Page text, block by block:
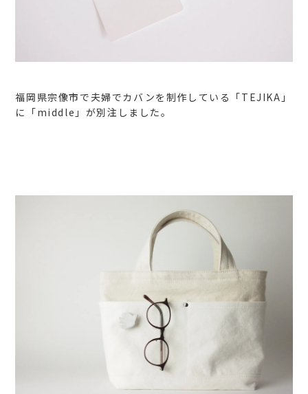
福岡県宗像市で夫婦でカバンを制作している「TEJIKA」
に「middle」が別注しました。